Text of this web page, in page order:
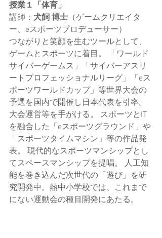
授業１「 体育」
講師： 犬飼 博士 （ゲームクリエイタ
ー、eスポーツプロデューサー）
つながりと笑顔を生むツールとして、
ゲームとスポーツに着目。 「ワールド
サイバーゲームス」「サイバーアスリ
ートプロフェッショナルリーグ」「eス
ポーツワールドカップ」等世界大会の
予選を国内で開催し日本代表を引率。
大会運営等を手がける。 スポーツとIT
を融合した「eスポーツグラウンド」や
「スポーツタイムマシン」等の作品発
表。 現代的なスポーツマンシップとし
てスペースマンシップを提唱。 人工知
能を巻き込んだ次世代の「遊び」を研
究開発中。熱中小学校では、これまで
にない運動会の種目開発にあたる。